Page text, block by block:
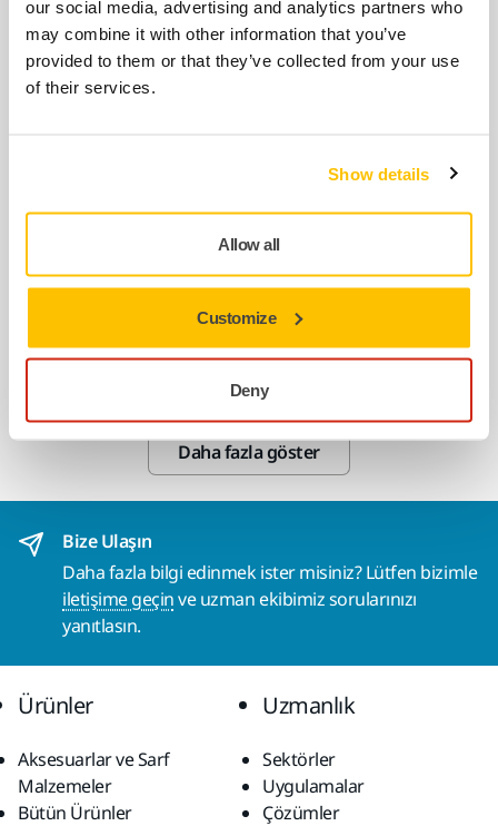
our social media, advertising and analytics partners who
may combine it with other information that you’ve
provided to them or that they’ve collected from your use
of their services.
Show details
Allow all
Customize
Deny
pedi 1/4".
BIRLIKTE KULLANIN:
5/PAKET
77mm destekleme pedleri için ped
koruyucu. Mirka'nın ped koruyucuları,
Daha fazla göster
Bize Ulaşın
Daha fazla bilgi edinmek ister misiniz? Lütfen bizimle
iletişime geçinve uzman ekibimiz sorularınızı
yanıtlasın.
Ürünler
Aksesuarlar ve Sarf
Malzemeler
Bütün Ürünler
Uzmanlık
Sektörler
Uygulamalar
Çözümler